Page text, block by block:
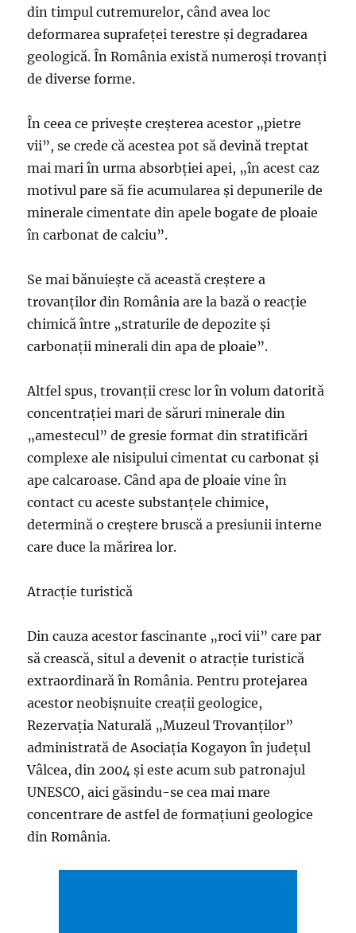
din timpul cutremurelor, când avea loc
deformarea suprafeţei terestre şi degradarea
geologică. În România există numeroşi trovanţi
de diverse forme.
În ceea ce priveşte creşterea acestor „pietre
vii”, se crede că acestea pot să devină treptat
mai mari în urma absorbţiei apei, „în acest caz
motivul pare să fie acumularea şi depunerile de
minerale cimentate din apele bogate de ploaie
în carbonat de calciu”.
Se mai bănuieşte că această creştere a
trovanţilor din România are la bază o reacţie
chimică între „straturile de depozite şi
carbonaţii minerali din apa de ploaie”.
Altfel spus, trovanţii cresc lor în volum datorită
concentraţiei mari de săruri minerale din
„amestecul” de gresie format din stratificări
complexe ale nisipului cimentat cu carbonat şi
ape calcaroase. Când apa de ploaie vine în
contact cu aceste substanţele chimice,
determină o creştere bruscă a presiunii interne
care duce la mărirea lor.
Atracţie turistică
Din cauza acestor fascinante „roci vii” care par
să crească, situl a devenit o atracţie turistică
extraordinară în România. Pentru protejarea
acestor neobişnuite creaţii geologice,
Rezervaţia Naturală „Muzeul Trovanţilor”
administrată de Asociaţia Kogayon în judeţul
Vâlcea, din 2004 şi este acum sub patronajul
UNESCO, aici găsindu-se cea mai mare
concentrare de astfel de formaţiuni geologice
din România.